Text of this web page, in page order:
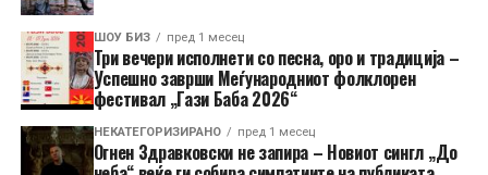
ШОУ БИЗ пред 1 месец
Три вечери исполнети со песна, оро и традиција –
Успешно заврши Меѓународниот фолклорен
фестивал „Гази Баба 2026“
НЕКАТЕГОРИЗИРАНО пред 1 месец
Огнен Здравковски не запира – Новиот сингл „До